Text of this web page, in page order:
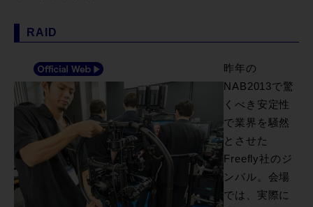
RAID
昨年の
NAB2013で驚
くべき安定性
で業界を騒然
とさせた
Freefly社のジ
ンバル。会場
では、実際に